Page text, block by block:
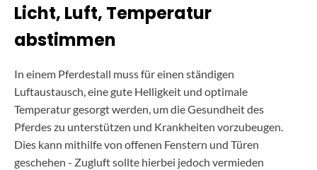
Licht, Luft, Temperatur
abstimmen
In einem Pferdestall muss für einen ständigen
Luftaustausch, eine gute Helligkeit und optimale
Temperatur gesorgt werden, um die Gesundheit des
Pferdes zu unterstützen und Krankheiten vorzubeugen.
Dies kann mithilfe von offenen Fenstern und Türen
geschehen - Zugluft sollte hierbei jedoch vermieden